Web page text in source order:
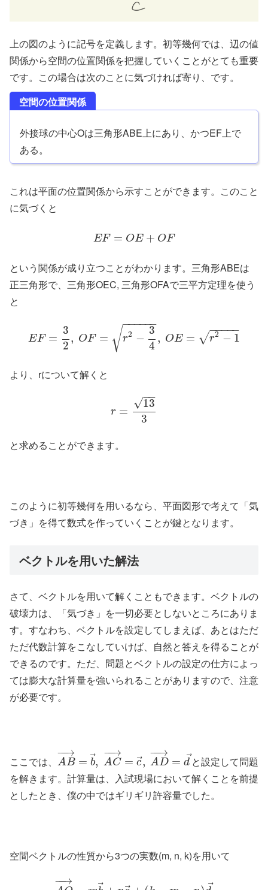
上の図のように記号を定義します。初等幾何では、辺の値
関係から空間の位置関係を把握していくことがとても重要
です。この場合は次のことに気づければ寄り、です。
空間の位置関係
外接球の中心Oは三角形ABE上にあり、かつEF上で
ある。
これは平面の位置関係から示すことができます。このこと
に気づくと
EF = OE + OF
という関係が成り立つことがわかります。三角形ABEは
正三角形で、三角形OEC, 三角形OFAで三平方定理を使う
と
EF =
3
2
, OF = r2 −
3
4
− −
−−−−
√ , OE = r2 − 1
− −
−−−
√
より、rについて解くと
r =
13
−−
√
3
と求めることができます。
このように初等幾何を用いるなら、平面図形で考えて「気
づき」を得て数式を作っていくことが鍵となります。
ベクトルを用いた解法
さて、ベクトルを用いて解くこともできます。ベクトルの
破壊力は、「気づき」を一切必要としないところにありま
す。すなわち、ベクトルを設定してしまえば、あとはただ
ただ代数計算をこなしていけば、自然と答えを得ることが
できるのです。ただ、問題とベクトルの設定の仕方によっ
ては膨大な計算量を強いられることがありますので、注意
が必要です。
ここでは、 AB
−→
−
= b⃗, AC
−→
−
= c⃗
, AD
−→
−
= d ⃗と設定して問題
を解きます。計算量は、入試現場において解くことを前提
としたとき、僕の中ではギリギリ許容量でした。
空間ベクトルの性質から3つの実数(m, n, k)を用いて
−→
− ⃗